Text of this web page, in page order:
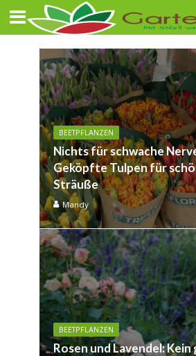
BEETPFLANZEN
Nichts für schwache
Geköpfte Tulpen für
Sträuße
Mandy
BEETPFLANZEN
Rosen und Lavendel: Kein